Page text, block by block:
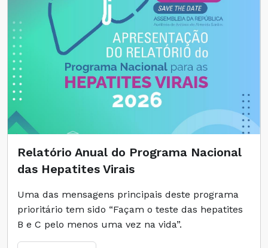
Relatório Anual do Programa Nacional
das Hepatites Virais
Uma das mensagens principais deste programa
prioritário tem sido “Façam o teste das hepatites
B e C pelo menos uma vez na vida”.